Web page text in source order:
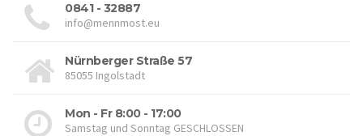
0841 - 32887
info@mennmost.eu
Nürnberger Straße 57
85055 Ingolstadt
Mon - Fr 8:00 - 17:00
Samstag und Sonntag GESCHLOSSEN